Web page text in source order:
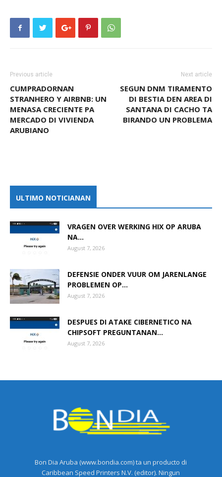
Previous article
CUMPRADORNAN
STRANHERO Y AIRBNB: UN
MENASA CRECIENTE PA
MERCADO DI VIVIENDA
ARUBIANO
Next article
SEGUN DNM TIRAMENTO
DI BESTIA DEN AREA DI
SANTANA DI CACHO TA
BIRANDO UN PROBLEMA
ULTIMO NOTICIANAN
VRAGEN OVER WERKING HIX OP ARUBA
NA...
August 7, 2026
DEFENSIE ONDER VUUR OM JARENLANGE
PROBLEMEN OP...
August 7, 2026
DESPUES DI ATAKE CIBERNETICO NA
CHIPSOFT PREGUNTANAN...
August 7, 2026
Bon Dia Aruba (www.bondia.com) ta un producto di
Caribbean Speed Printers N.V. (editor). Ningun